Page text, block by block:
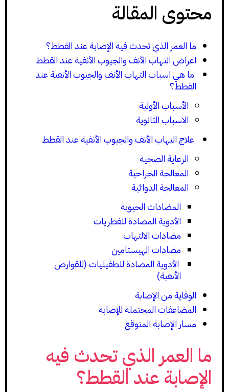
محتوى المقالة
ما العمر الذي تحدث فيه الإصابة عند القطط؟
اعراض التهاب الأنف والجيوب الأنفية عند القطط
ما هي اسباب التهاب الأنف والجيوب الأنفية عند
القطط؟
الأسباب الأولية
الاسباب الثانوية
علاج التهاب الأنف والجيوب الأنفية عند القطط
الرعاية الصحية
المعالجة الجراحية
المعالجة الدوائية
المضادات الحيوية
الأدوية المضادة للفطريات
مضادات الالتهاب
مضادات الهيستامين
الأدوية المضادة للطفيليات (للقوارض
الأنفية)
الوقاية من الإصابة
المضاعفات المحتملة للإصابة
مسار الإصابة المتوقع
ما العمر الذي تحدث فيه
الإصابة عند القطط؟